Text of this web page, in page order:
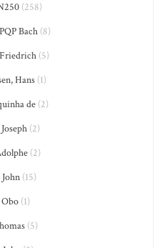
(258)
Bach(8)
(5)
Hans(1)
de (2)
(2)
(2)
(15)
(1)
(5)